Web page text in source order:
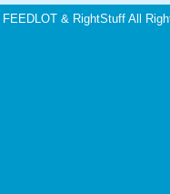
FEEDLOT & RightStuff All